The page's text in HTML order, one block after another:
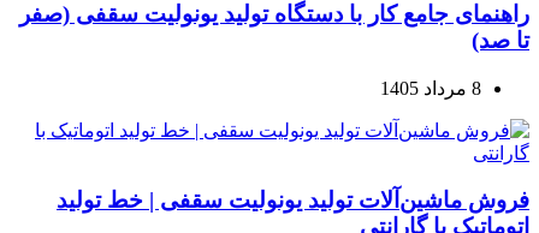
راهنمای جامع کار با دستگاه تولید یونولیت سقفی (صفر
تا صد)
8 مرداد 1405
فروش ماشین‌آلات تولید یونولیت سقفی | خط تولید
اتوماتیک با گارانتی